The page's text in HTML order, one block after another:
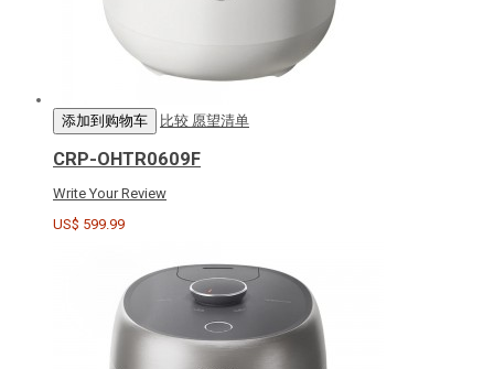
添加到购物车 比较 愿望清单
CRP-OHTR0609F
Write Your Review
US$ 599.99